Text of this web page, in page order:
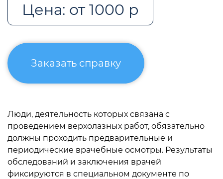
Цена: от 1000 р
Заказать справку
Люди, деятельность которых связана с
проведением верхолазных работ, обязательно
должны проходить предварительные и
периодические врачебные осмотры. Результаты
обследований и заключения врачей
фиксируются в специальном документе по